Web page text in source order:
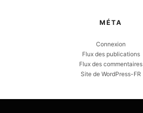
MÉTA
Connexion
Flux des publications
Flux des commentaires
Site de WordPress-FR